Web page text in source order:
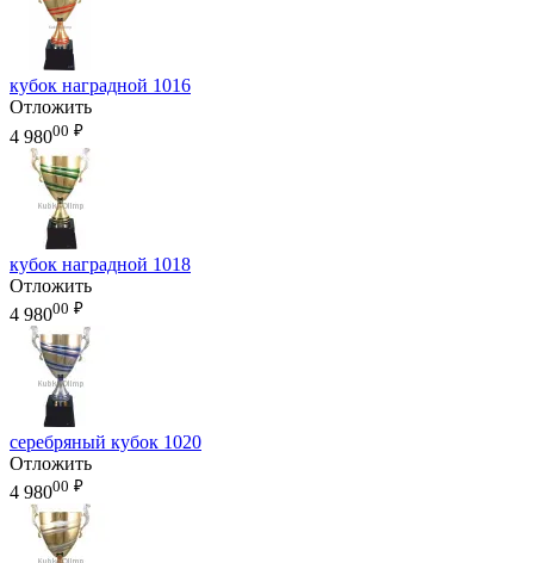
кубок наградной 1016
Отложить
4 98000 ₽
кубок наградной 1018
Отложить
4 98000 ₽
серебряный кубок 1020
Отложить
4 98000 ₽